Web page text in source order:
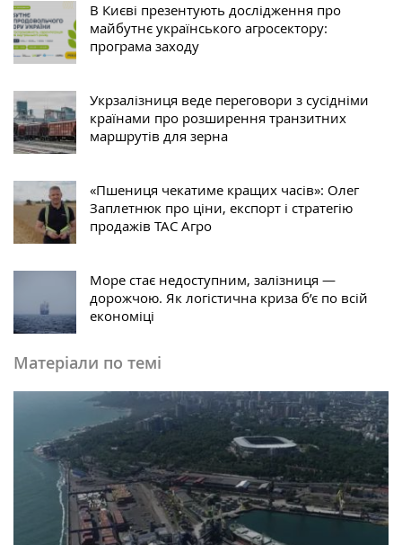
В Києві презентують дослідження про
майбутнє українського агросектору:
програма заходу
Укрзалізниця веде переговори з сусідніми
країнами про розширення транзитних
маршрутів для зерна
«Пшениця чекатиме кращих часів»: Олег
Заплетнюк про ціни, експорт і стратегію
продажів ТАС Агро
Море стає недоступним, залізниця —
дорожчою. Як логістична криза б’є по всій
економіці
Матеріали по темі